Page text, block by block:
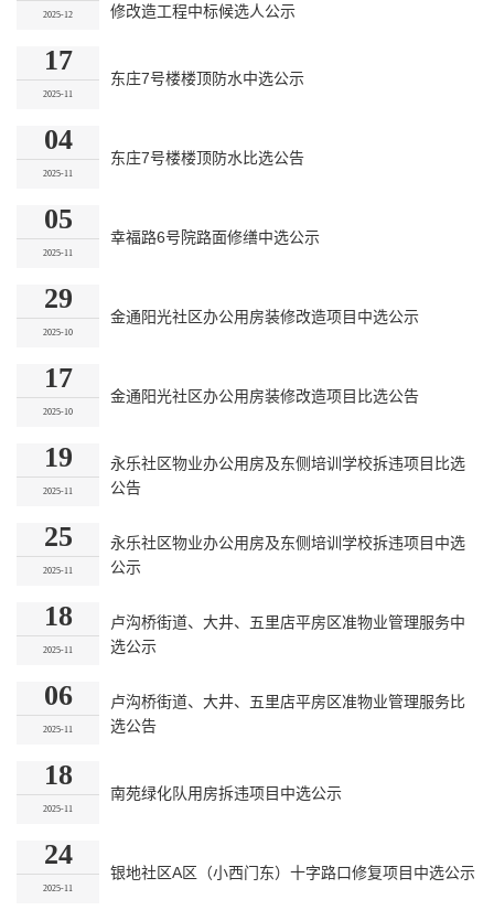
2025-12
修改造工程中标候选人公示
17
2025-11
东庄7号楼楼顶防水中选公示
04
2025-11
东庄7号楼楼顶防水比选公告
05
2025-11
幸福路6号院路面修缮中选公示
29
2025-10
金通阳光社区办公用房装修改造项目中选公示
17
2025-10
金通阳光社区办公用房装修改造项目比选公告
19
2025-11
永乐社区物业办公用房及东侧培训学校拆违项目比选
公告
25
2025-11
永乐社区物业办公用房及东侧培训学校拆违项目中选
公示
18
2025-11
卢沟桥街道、大井、五里店平房区准物业管理服务中
选公示
06
2025-11
卢沟桥街道、大井、五里店平房区准物业管理服务比
选公告
18
2025-11
南苑绿化队用房拆违项目中选公示
24
2025-11
银地社区A区（小西门东）十字路口修复项目中选公示